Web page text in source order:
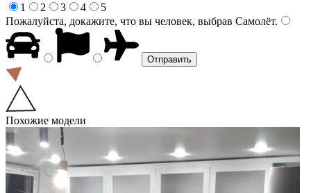
1
2 3 4
5
Пожалуйста, докажите, что вы человек, выбрав Самолёт.
Похожие модели